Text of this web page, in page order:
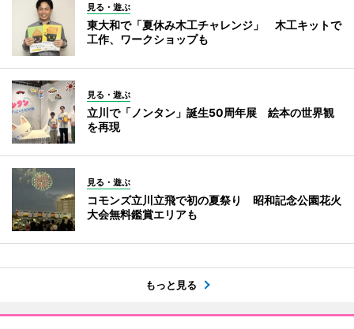
見る・遊ぶ
東大和で「夏休み木工チャレンジ」 木工キットで
工作、ワークショップも
見る・遊ぶ
立川で「ノンタン」誕生50周年展 絵本の世界観
を再現
見る・遊ぶ
コモンズ立川立飛で初の夏祭り 昭和記念公園花火
大会無料鑑賞エリアも
もっと見る